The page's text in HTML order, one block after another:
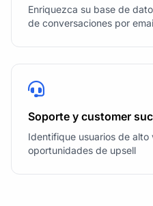
Enriquezca su base de
de conversaciones por
Soporte y customer
Identifique usuarios de
oportunidades de upsell